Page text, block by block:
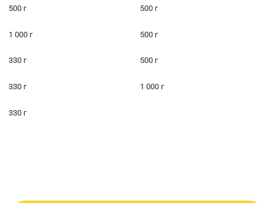
500 г 500 г
1 000 г 500 г
330 г 500 г
330 г 1 000 г
330 г